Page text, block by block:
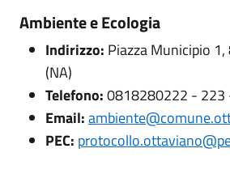
Ambiente e Ecologia
Indirizzo: Piazza Municipio
(NA)
Telefono:0818280222 - 223
Email:
PEC: